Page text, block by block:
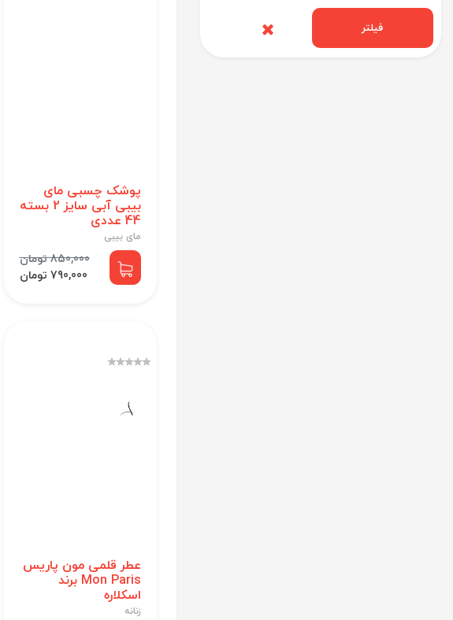
فیلتر
پوشک چسبی مای
بیبی آبی سایز 2 بسته
44 عددی
مای بیبی
850,000 تومان
790,000 تومان
عطر قلمی مون پاریس
Mon Paris برند
اسکلاره
زنانه